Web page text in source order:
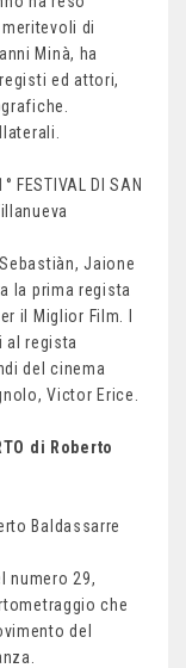
di
Minà, ha
ed attori,
FESTIVAL DI SAN
Jaione
la prima regista
il Miglior Film. I
al regista
del cinema
Victor Erice.
di Roberto
Baldassarre
numero 29,
che
del